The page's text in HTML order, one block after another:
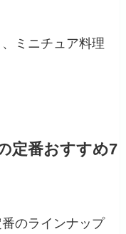
ミニチュア料理
定番おすすめ7
のラインナップ